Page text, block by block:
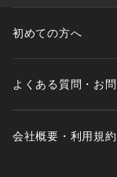
初めての方へ
よくある質問・お
会社概要・利用規